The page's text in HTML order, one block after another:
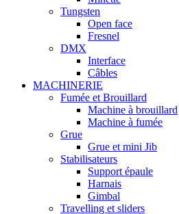
Tungsten
Open face
Fresnel
DMX
Interface
Câbles
MACHINERIE
Fumée et Brouillard
Machine à brouillard
Machine à fumée
Grue
Grue et mini Jib
Stabilisateurs
Support épaule
Harnais
Gimbal
Travelling et sliders